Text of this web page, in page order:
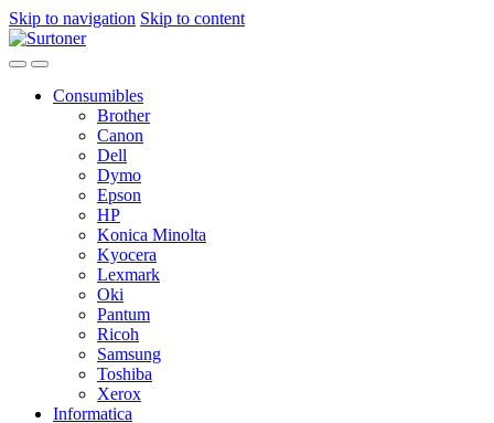
Skip to navigation Skip to content
Consumibles
Brother
Canon
Dell
Dymo
Epson
HP
Konica Minolta
Kyocera
Lexmark
Oki
Pantum
Ricoh
Samsung
Toshiba
Xerox
Informatica